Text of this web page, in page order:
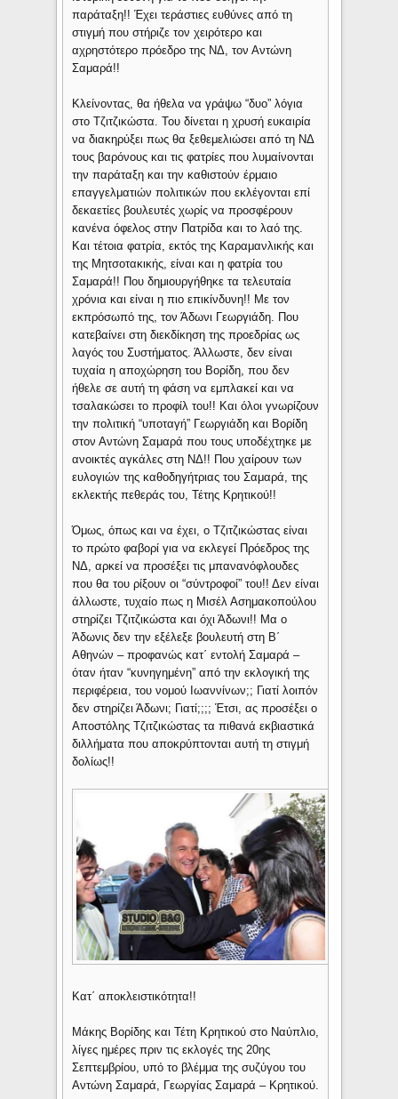
παράταξη!! Έχει τεράστιες ευθύνες από τη
στιγμή που στήριζε τον χειρότερο και
αχρηστότερο πρόεδρο της ΝΔ, τον Αντώνη
Σαμαρά!!
Κλείνοντας, θα ήθελα να γράψω “δυο” λόγια
στο Τζιτζικώστα. Του δίνεται η χρυσή ευκαιρία
να διακηρύξει πως θα ξεθεμελιώσει από τη ΝΔ
τους βαρόνους και τις φατρίες που λυμαίνονται
την παράταξη και την καθιστούν έρμαιο
επαγγελματιών πολιτικών που εκλέγονται επί
δεκαετίες βουλευτές χωρίς να προσφέρουν
κανένα όφελος στην Πατρίδα και το λαό της.
Και τέτοια φατρία, εκτός της Καραμανλικής και
της Μητσοτακικής, είναι και η φατρία του
Σαμαρά!! Που δημιουργήθηκε τα τελευταία
χρόνια και είναι η πιο επικίνδυνη!! Με τον
εκπρόσωπό της, τον Άδωνι Γεωργιάδη. Που
κατεβαίνει στη διεκδίκηση της προεδρίας ως
λαγός του Συστήματος. Άλλωστε, δεν είναι
τυχαία η αποχώρηση του Βορίδη, που δεν
ήθελε σε αυτή τη φάση να εμπλακεί και να
τσαλακώσει το προφίλ του!! Και όλοι γνωρίζουν
την πολιτική “υποταγή” Γεωργιάδη και Βορίδη
στον Αντώνη Σαμαρά που τους υποδέχτηκε με
ανοικτές αγκάλες στη ΝΔ!! Που χαίρουν των
ευλογιών της καθοδηγήτριας του Σαμαρά, της
εκλεκτής πεθεράς του, Τέτης Κρητικού!!
Όμως, όπως και να έχει, ο Τζιτζικώστας είναι
το πρώτο φαβορί για να εκλεγεί Πρόεδρος της
ΝΔ, αρκεί να προσέξει τις μπανανόφλουδες
που θα του ρίξουν οι “σύντροφοί” του!! Δεν είναι
άλλωστε, τυχαίο πως η Μισέλ Ασημακοπούλου
στηρίζει Τζιτζικώστα και όχι Άδωνι!! Μα ο
Άδωνις δεν την εξέλεξε βουλευτή στη Β΄
Αθηνών – προφανώς κατ΄ εντολή Σαμαρά –
όταν ήταν “κυνηγημένη” από την εκλογική της
περιφέρεια, του νομού Ιωαννίνων;; Γιατί λοιπόν
δεν στηρίζει Άδωνι; Γιατί;;;; Έτσι, ας προσέξει ο
Αποστόλης Τζιτζικώστας τα πιθανά εκβιαστικά
διλλήματα που αποκρύπτονται αυτή τη στιγμή
δολίως!!
Κατ΄ αποκλειστικότητα!!
Μάκης Βορίδης και Τέτη Κρητικού στο Ναύπλιο,
λίγες ημέρες πριν τις εκλογές της 20ης
Σεπτεμβρίου, υπό το βλέμμα της συζύγου του
Αντώνη Σαμαρά, Γεωργίας Σαμαρά – Κρητικού.